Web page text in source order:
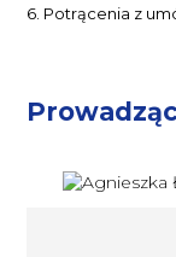
6. Potrącenia z